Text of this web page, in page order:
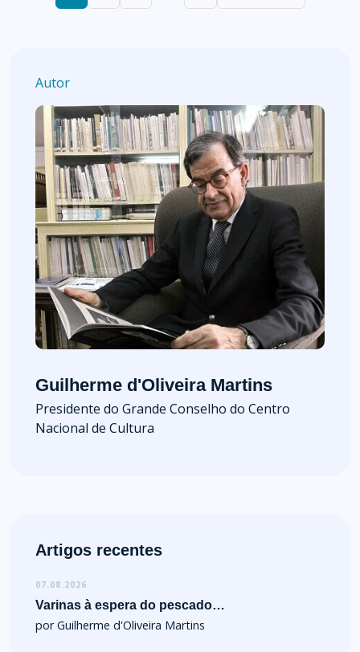
Autor
Guilherme d'Oliveira Martins
Presidente do Grande Conselho do Centro
Nacional de Cultura
Artigos recentes
07.08.2026
Varinas à espera do pescado…
por Guilherme d'Oliveira Martins